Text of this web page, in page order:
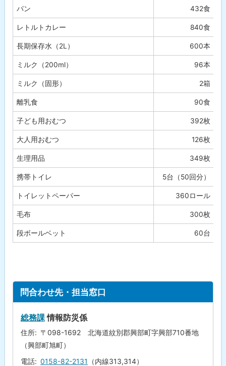
備
蓄
状
況
問
合
わ
せ
先
・
担
当
窓
口
パン 432食
レトルトカレー 840食
長期保存水（2L） 600本
ミルク（200ml） 96本
ミルク（固形） 2箱
離乳食 90食
子ども用おむつ 392枚
大人用おむつ 126枚
生理用品 349枚
携帯トイレ 5台（50回分）
トイレットペーパー 360ロール
毛布 300枚
段ボールベット 60台
問合わせ先・担当窓口
総務課情報防災係
住所
〒098-1692 北海道紋別郡興部町字興部710番地
（興部町旭町）
電話
0158-82-2131
（内線313,314）